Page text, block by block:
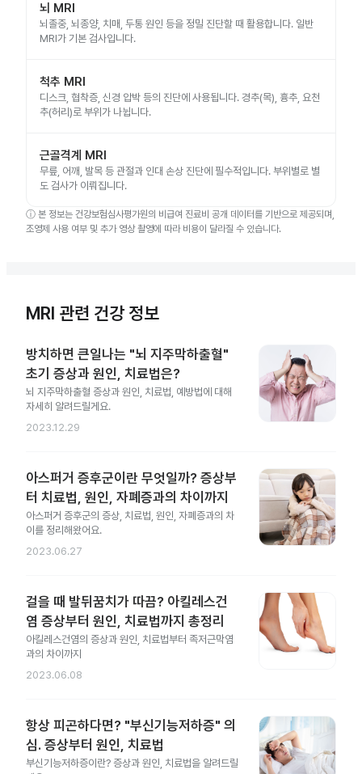
뇌 MRI
뇌졸중, 뇌종양, 치매, 두통 원인 등을 정밀 진단할 때 활용합니다. 일반
MRI가 기본 검사입니다.
척추 MRI
디스크, 협착증, 신경 압박 등의 진단에 사용됩니다. 경추(목), 흉추, 요천
추(허리)로 부위가 나뉩니다.
근골격계 MRI
무릎, 어깨, 발목 등 관절과 인대 손상 진단에 필수적입니다. 부위별로 별
도 검사가 이뤄집니다.
ⓘ 본 정보는 건강보험심사평가원의 비급여 진료비 공개 데이터를 기반으로 제공되며,
조영제 사용 여부 및 추가 영상 촬영에 따라 비용이 달라질 수 있습니다.
MRI 관련 건강 정보
방치하면 큰일나는 "뇌 지주막하출혈"
초기 증상과 원인, 치료법은?
뇌 지주막하출혈 증상과 원인, 치료법, 예방법에 대해
자세히 알려드릴게요.
2023.12.29
아스퍼거 증후군이란 무엇일까? 증상부
터 치료법, 원인, 자폐증과의 차이까지
아스퍼거 증후군의 증상, 치료법, 원인, 자폐증과의 차
이를 정리해왔어요.
2023.06.27
걸을 때 발뒤꿈치가 따끔? 아킬레스건
염 증상부터 원인, 치료법까지 총정리
아킬레스건염의 증상과 원인, 치료법부터 족저근막염
과의 차이까지
2023.06.08
항상 피곤하다면? "부신기능저하증" 의
심. 증상부터 원인, 치료법
부신기능저하증이란? 증상과 원인, 치료법을 알려드릴